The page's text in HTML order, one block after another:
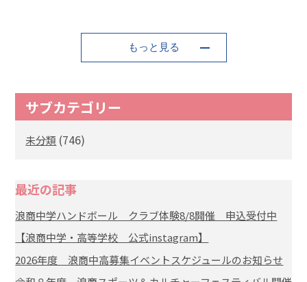
もっと見る
サブカテゴリー
未分類 (746)
最近の記事
浪商中学ハンドボール クラブ体験8/8開催 申込受付中
【浪商中学・高等学校 公式instagram】
2026年度 浪商中高募集イベントスケジュールのお知らせ